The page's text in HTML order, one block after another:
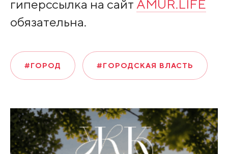
гиперссылка на сайт AMUR.LIFE
обязательна.
#ГОРОД #ГОРОДСКАЯ ВЛАСТЬ